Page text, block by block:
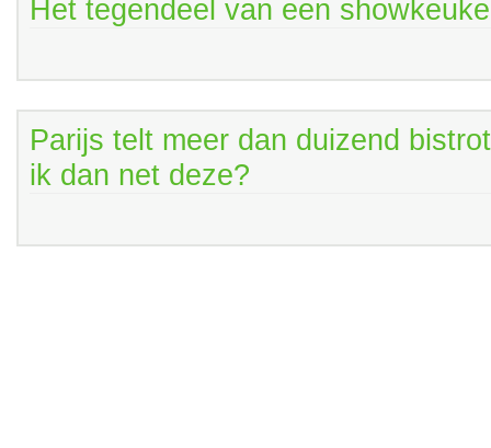
Het tegendeel van een
Parijs telt meer dan duizend
ik dan net deze?